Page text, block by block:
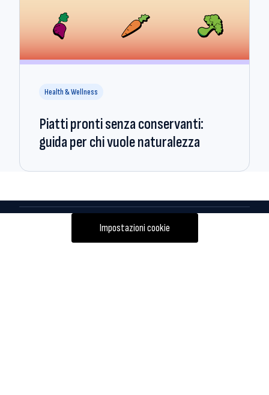
Health & Wellness
Piatti pronti senza conservanti:
guida per chi vuole naturalezza
Impostazioni cookie